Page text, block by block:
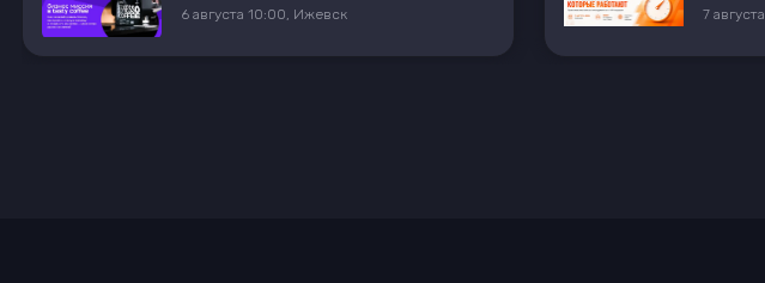
6 августа 10:00 Ижевск 7 августа